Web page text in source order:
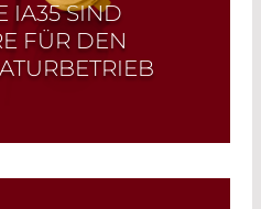
IA35 SIND
FÜR DEN